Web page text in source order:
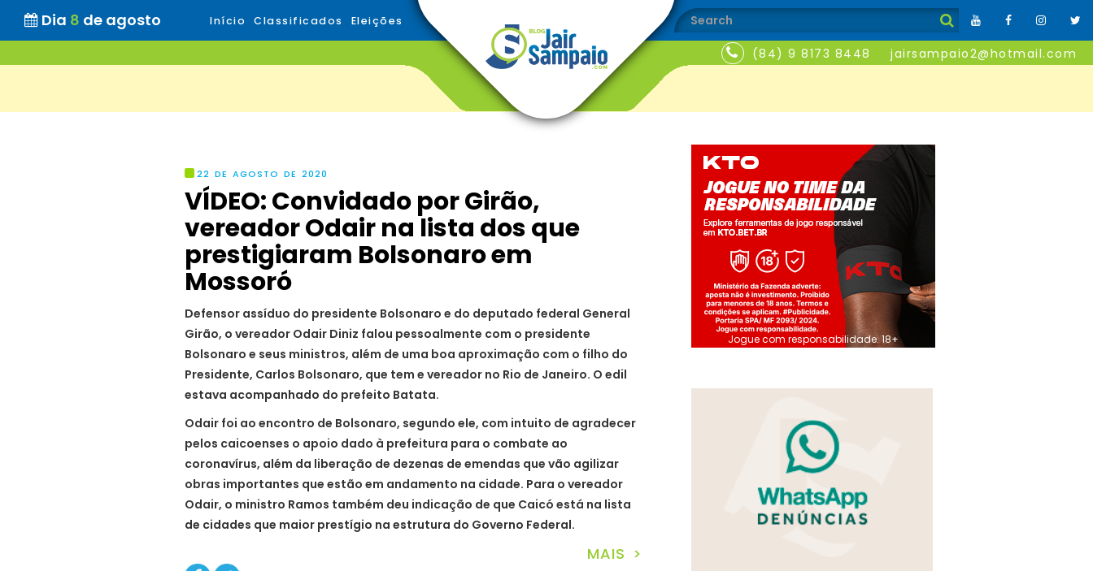
Dia 8 de agosto Início Classificados Eleições
(84) 9 8173 8448 jairsampaio2@hotmail.com
22 DE AGOSTO DE 2020
VÍDEO: Convidado por Girão,
vereador Odair na lista dos que
prestigiaram Bolsonaro em
Mossoró
Defensor assíduo do presidente Bolsonaro e do deputado federal General
Girão, o vereador Odair Diniz falou pessoalmente com o presidente
Bolsonaro e seus ministros, além de uma boa aproximação com o filho do
Presidente, Carlos Bolsonaro, que tem e vereador no Rio de Janeiro. O edil
estava acompanhado do prefeito Batata.
Odair foi ao encontro de Bolsonaro, segundo ele, com intuito de agradecer
pelos caicoenses o apoio dado à prefeitura para o combate ao
coronavírus, além da liberação de dezenas de emendas que vão agilizar
obras importantes que estão em andamento na cidade. Para o vereador
Odair, o ministro Ramos também deu indicação de que Caicó está na lista
de cidades que maior prestígio na estrutura do Governo Federal.
MAIS >
Jogue com responsabilidade. 18+